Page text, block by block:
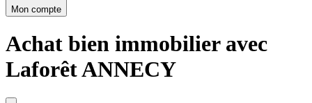
Mon compte
Achat bien immobilier avec
Laforêt ANNECY